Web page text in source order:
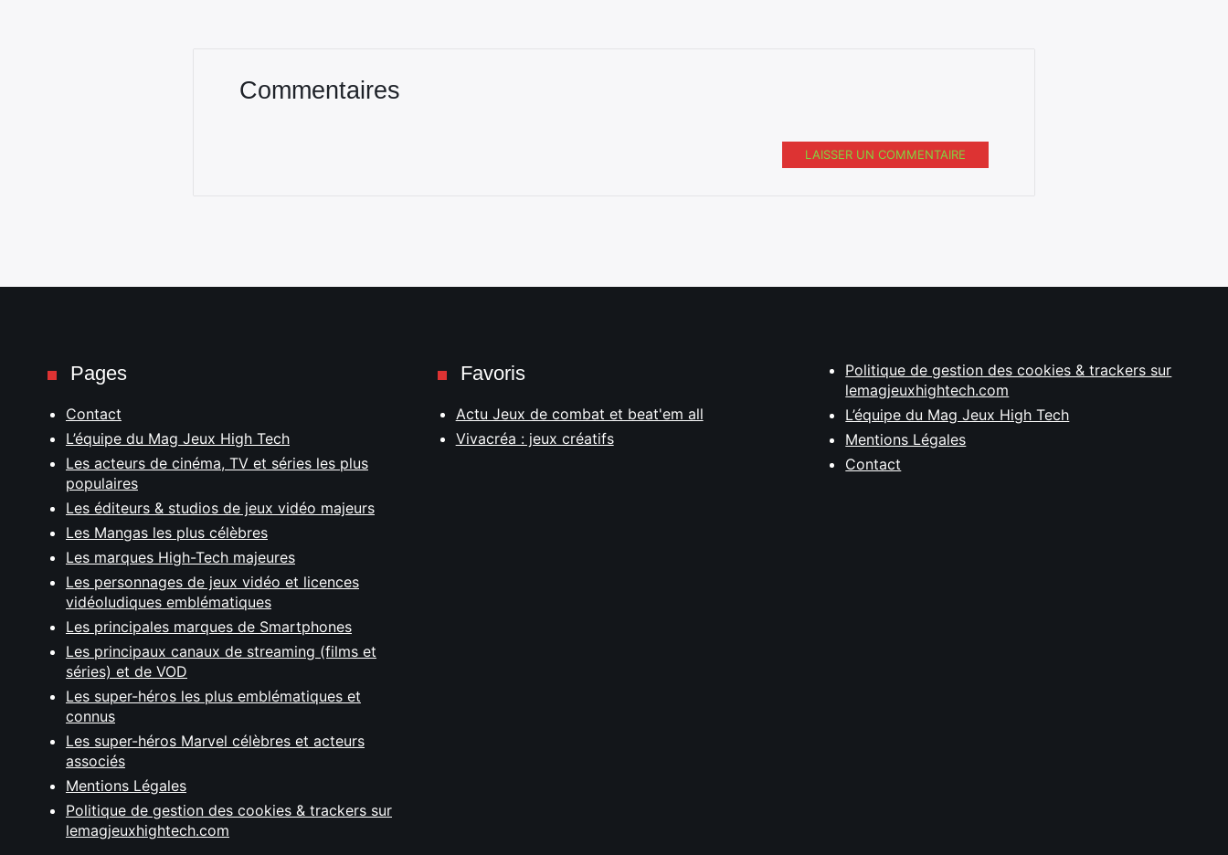
Commentaires
LAISSER UN COMMENTAIRE
Pages
Contact
L’équipe du Mag Jeux High Tech
Les acteurs de cinéma, TV et séries les plus
populaires
Les éditeurs & studios de jeux vidéo majeurs
Les Mangas les plus célèbres
Les marques High-Tech majeures
Les personnages de jeux vidéo et licences
vidéoludiques emblématiques
Les principales marques de Smartphones
Les principaux canaux de streaming (films et
séries) et de VOD
Les super-héros les plus emblématiques et
connus
Les super-héros Marvel célèbres et acteurs
associés
Mentions Légales
Politique de gestion des cookies & trackers sur
lemagjeuxhightech.com
Favoris
Actu Jeux de combat et beat'em all
Vivacréa : jeux créatifs
Politique de gestion des cookies & trackers sur
lemagjeuxhightech.com
L’équipe du Mag Jeux High Tech
Mentions Légales
Contact